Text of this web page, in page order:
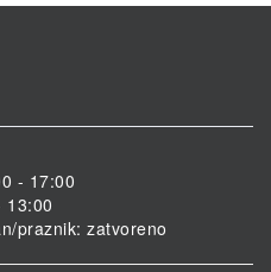
- 17:00
13:00
praznik: zatvoreno